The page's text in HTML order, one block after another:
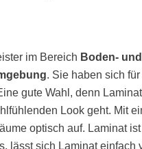
im Bereich Boden- und
. Sie haben sich
gute Wahl, denn
Look geht. Mit
optisch auf. Laminat
lässt sich Laminat einfach